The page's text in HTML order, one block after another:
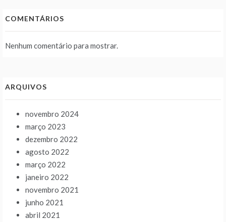
COMENTÁRIOS
Nenhum comentário para mostrar.
ARQUIVOS
novembro 2024
março 2023
dezembro 2022
agosto 2022
março 2022
janeiro 2022
novembro 2021
junho 2021
abril 2021